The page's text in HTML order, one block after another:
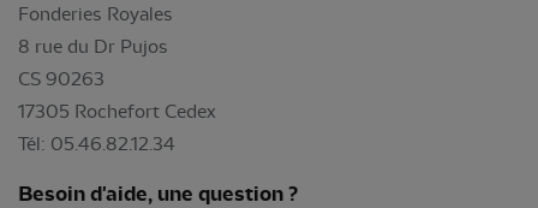
Fonderies Royales
8 rue du Dr Pujos
CS 90263
17305 Rochefort Cedex
Tél: 05.46.82.12.34
Besoin d'aide, une question ?